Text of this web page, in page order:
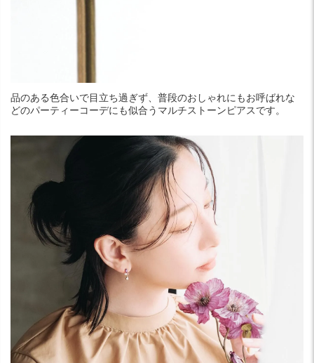
品のある色合いで目立ち過ぎず、普段のおしゃれにもお呼ばれな
どのパーティーコーデにも似合うマルチストーンピアスです。